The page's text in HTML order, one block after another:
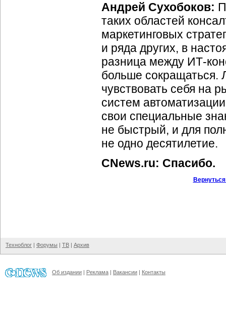
Андрей Сухобоков:
таких областей
маркетинговых
и ряда других, в
разница между ИТ-
больше сокращаться.
чувствовать себя на
систем
свои специальные
не быстрый, и для
не одно десятилетие.
CNews.ru: Спасибо.
Техноблог | Форумы | ТВ | Архив
Об издании | Реклама | Вакансии | Контакты